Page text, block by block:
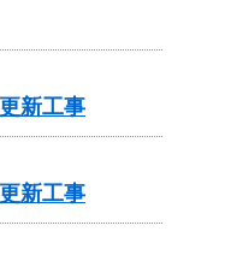
新工事
新工事